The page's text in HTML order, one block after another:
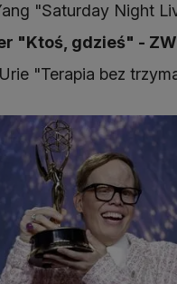
"Saturday Night
"Ktoś, gdzieś" -
"Terapia bez